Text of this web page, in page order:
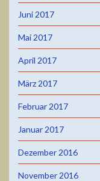
Juni 2017
Mai 2017
April 2017
März 2017
Februar 2017
Januar 2017
Dezember 2016
November 2016